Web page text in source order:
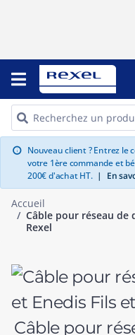
info Nouveau client ? Entrez le
votre 1ère commande et
200€ d'achat HT. | En
Accueil
Câble pour réseau de
Rexel
Câble pour